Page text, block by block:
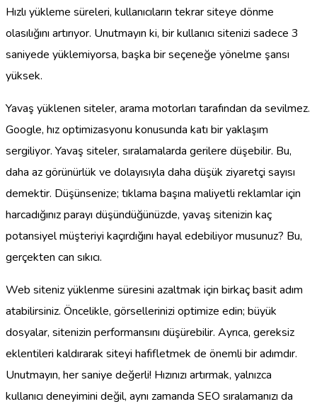
Hızlı yükleme süreleri, kullanıcıların tekrar siteye dönme
olasılığını artırıyor. Unutmayın ki, bir kullanıcı sitenizi sadece 3
saniyede yüklemiyorsa, başka bir seçeneğe yönelme şansı
yüksek.
Yavaş yüklenen siteler, arama motorları tarafından da sevilmez.
Google, hız optimizasyonu konusunda katı bir yaklaşım
sergiliyor. Yavaş siteler, sıralamalarda gerilere düşebilir. Bu,
daha az görünürlük ve dolayısıyla daha düşük ziyaretçi sayısı
demektir. Düşünsenize; tıklama başına maliyetli reklamlar için
harcadığınız parayı düşündüğünüzde, yavaş sitenizin kaç
potansiyel müşteriyi kaçırdığını hayal edebiliyor musunuz? Bu,
gerçekten can sıkıcı.
Web siteniz yüklenme süresini azaltmak için birkaç basit adım
atabilirsiniz. Öncelikle, görsellerinizi optimize edin; büyük
dosyalar, sitenizin performansını düşürebilir. Ayrıca, gereksiz
eklentileri kaldırarak siteyi hafifletmek de önemli bir adımdır.
Unutmayın, her saniye değerli! Hızınızı artırmak, yalnızca
kullanıcı deneyimini değil, aynı zamanda SEO sıralamanızı da